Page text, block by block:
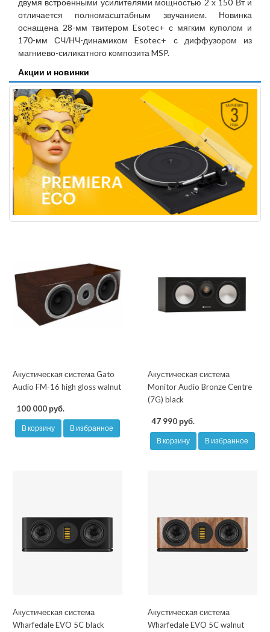
двумя встроенными усилителями мощностью 2 х 150 Вт и
отличается полномасштабным звучанием. Новинка
оснащена 28-мм твитером Esotec+ с мягким куполом и
170-мм СЧ/НЧ-динамиком Esotec+ с диффузором из
магниево-силикатного композита MSP.
Акции и новинки
Акустическая система Gato
Audio FM-16 high gloss walnut
100 000 руб.
В корзину В избранное
Акустическая система
Monitor Audio Bronze Centre
(7G) black
47 990 руб.
В корзину В избранное
Акустическая система
Wharfedale EVO 5C black
Акустическая система
Wharfedale EVO 5C walnut